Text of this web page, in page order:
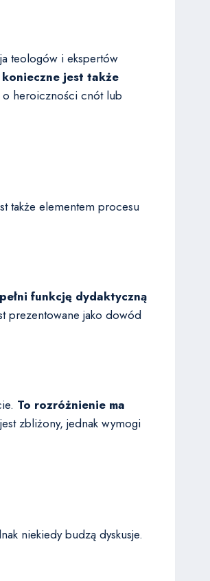
teologów i ekspertów
jest także
o heroiczności cnót lub
także elementem procesu
funkcję dydaktyczną
prezentowane jako dowód
To rozróżnienie ma
zbliżony, jednak wymogi
niekiedy budzą dyskusje.